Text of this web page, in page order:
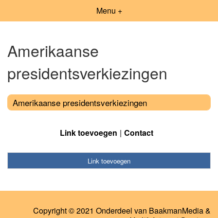
Menu +
Amerikaanse
presidentsverkiezingen
Amerikaanse presidentsverkiezingen
Link toevoegen Contact
Link toevoegen
Copyright © 2021 Onderdeel van BaakmanMedia&